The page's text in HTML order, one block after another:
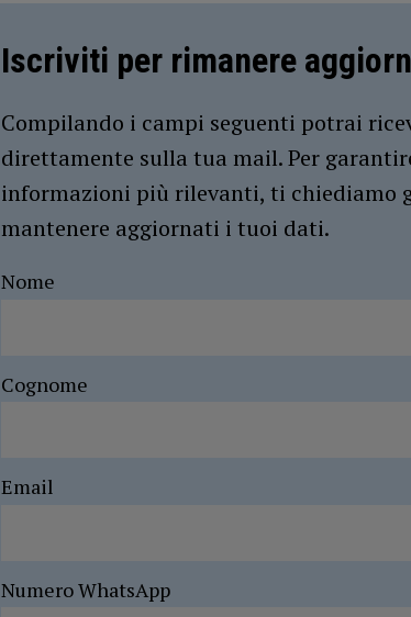
Iscriviti per rimanere
Compilando i campi seguenti potrai
direttamente sulla tua mail. Per
informazioni più rilevanti, ti chiediamo
mantenere aggiornati i tuoi dati.
Nome
Cognome
Email
Numero WhatsApp